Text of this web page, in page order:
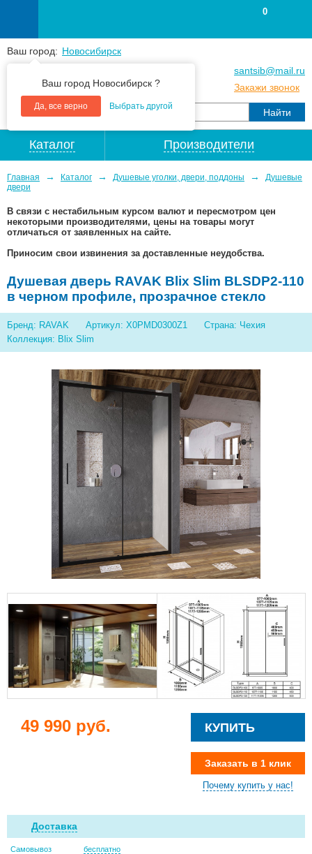
Ваш город: Новосибирск
Ваш город Новосибирск ?
Да, все верно Выбрать другой
+7(383) 213 79 30
santsib@mail.ru
Закажи звонок
0
Каталог Производители
Главная → Каталог → Душевые уголки, двери, поддоны →
Душевые
двери
В связи с нестабильным курсом валют и пересмотром цен
некоторыми производителями, цены на товары могут
отличаться от заявленных на сайте.
Приносим свои извинения за доставленные неудобства.
Душевая дверь RAVAK Blix Slim BLSDP2-110
в черном профиле, прозрачное стекло
Бренд: RAVAK Артикул: X0PMD0300Z1
Страна: Чехия
Коллекция: Blix Slim
49 990 руб. КУПИТЬ
Заказать в 1 клик
Почему купить у нас!
Доставка
Самовывоз
бесплатно